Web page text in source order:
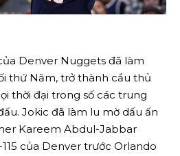
Denver Nuggets đã làm
thứ Năm, trở thành cầu thủ
thời đại trong số các trung
Jokic đã làm lu mờ dấu ấn
Kareem Abdul-Jabbar
của Denver trước Orlando